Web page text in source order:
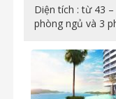
Diện tích : từ 43
phòng ngủ và 3